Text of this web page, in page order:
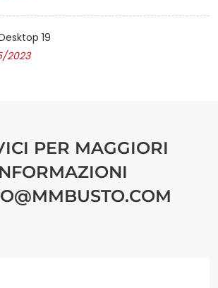
19
2023
PER MAGGIORI